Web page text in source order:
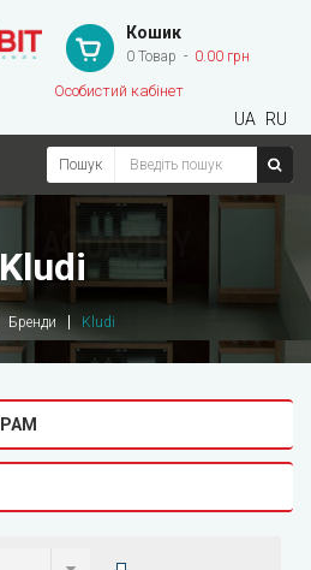
Кошик
0 Товар 0.00 грн
Особистий кабінет
UA RU
Пошук
Kludi
Бренди Kludi